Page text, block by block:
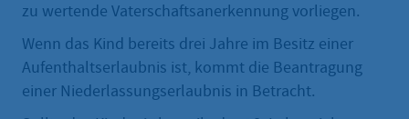
zu wertende Vaterschaftsanerkennung vorliegen.
Wenn das Kind bereits drei Jahre im Besitz einer
Aufenthaltserlaubnis ist, kommt die Beantragung
einer Niederlassungserlaubnis in Betracht.